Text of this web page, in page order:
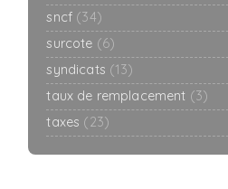
sncf (34)
surcote (6)
syndicats (13)
taux de remplacement (3)
taxes (23)